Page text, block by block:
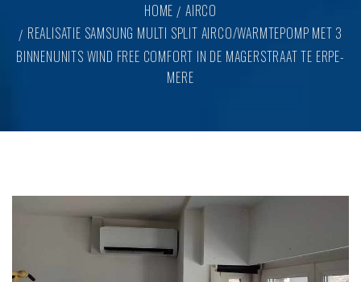
HOME
AIRCO
REALISATIE SAMSUNG MULTI SPLIT AIRCO/WARMTEPOMP MET 3
BINNENUNITS WIND FREE COMFORT IN DE MAGERSTRAAT TE ERPE-
MERE